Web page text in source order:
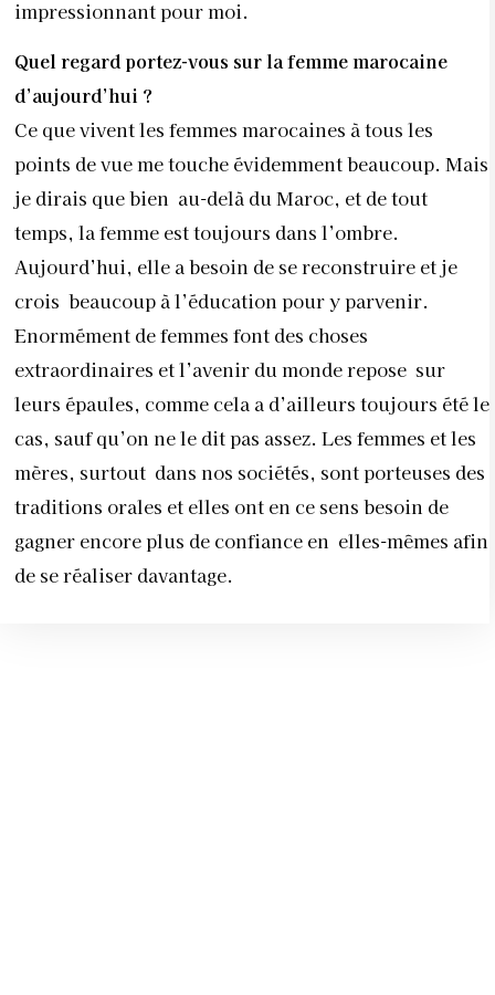
impressionnant pour moi.
Quel regard portez-vous sur la femme marocaine
d’aujourd’hui ?
Ce que vivent les femmes marocaines à tous les
points de vue me touche évidemment beaucoup. Mais
je dirais que bien au-delà du Maroc, et de tout
temps, la femme est toujours dans l’ombre.
Aujourd’hui, elle a besoin de se reconstruire et je
crois beaucoup à l’éducation pour y parvenir.
Enormément de femmes font des choses
extraordinaires et l’avenir du monde repose sur
leurs épaules, comme cela a d’ailleurs toujours été le
cas, sauf qu’on ne le dit pas assez. Les femmes et les
mères, surtout dans nos sociétés, sont porteuses des
traditions orales et elles ont en ce sens besoin de
gagner encore plus de confiance en elles-mêmes afin
de se réaliser davantage.